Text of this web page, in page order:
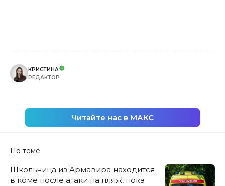
КРИСТИНА
РЕДАКТОР
Читайте нас в МАКС
По теме
Школьница из Армавира находится
в коме после атаки на пляж, пока